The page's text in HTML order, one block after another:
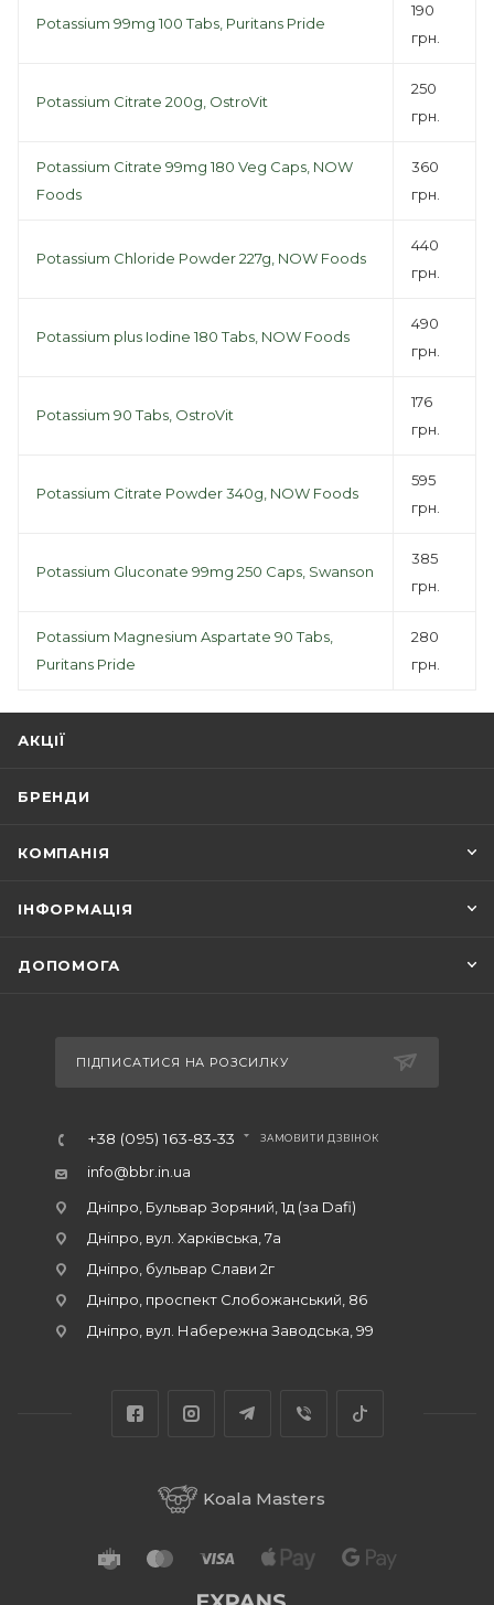
Potassium 99mg 100 Tabs, Puritans Pride
190
грн.
Potassium Citrate 200g, OstroVit
250
грн.
Potassium Citrate 99mg 180 Veg Caps, NOW
Foods
360
грн.
Potassium Chloride Powder 227g, NOW Foods
440
грн.
Potassium plus Iodine 180 Tabs, NOW Foods
490
грн.
Potassium 90 Tabs, OstroVit
176
грн.
Potassium Citrate Powder 340g, NOW Foods
595
грн.
Potassium Gluconate 99mg 250 Caps, Swanson
385
грн.
Potassium Magnesium Aspartate 90 Tabs,
Puritans Pride
280
грн.
АКЦІЇ
БРЕНДИ
КОМПАНІЯ
ІНФОРМАЦІЯ
ДОПОМОГА
ПІДПИСАТИСЯ НА РОЗСИЛКУ
+38 (095) 163-83-33 ЗАМОВИТИ ДЗВІНОК
info@bbr.in.ua
Дніпро, Бульвар Зоряний, 1д (за Dafi)
Дніпро, вул. Харківська, 7а
Дніпро, бульвар Слави 2г
Дніпро, проспект Слобожанський, 86
Дніпро, вул. Набережна Заводська, 99
Koala Masters